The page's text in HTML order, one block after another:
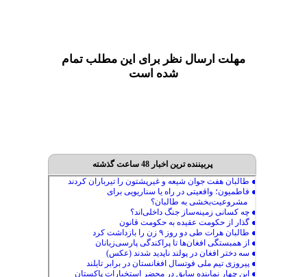
مهلت ارسال نظر برای این مطلب تمام
شده است
پربیننده ترین اخبار 48 ساعت گذشته